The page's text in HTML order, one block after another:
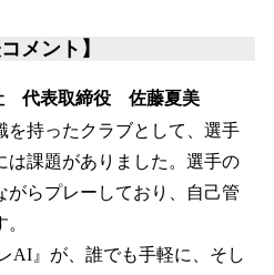
メント】
代表取締役 佐藤夏美
を持ったクラブとして、選手
は課題がありました。選手の
がらプレーしており、自己管
AI』が、誰でも手軽に、そし